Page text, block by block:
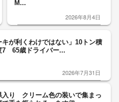
M...
2026年8月4日
キが利くわけではない」10トン積
7 65歳ドライバー...
2026年7月31日
入り クリーム色の装いで集まっ